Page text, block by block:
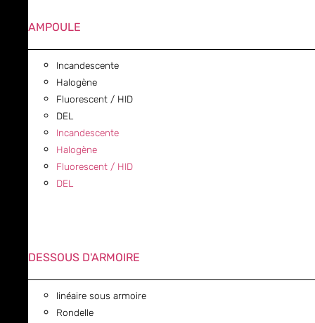
AMPOULE
Incandescente
Halogène
Fluorescent / HID
DEL
Incandescente
Halogène
Fluorescent / HID
DEL
DESSOUS D'ARMOIRE
linéaire sous armoire
Rondelle